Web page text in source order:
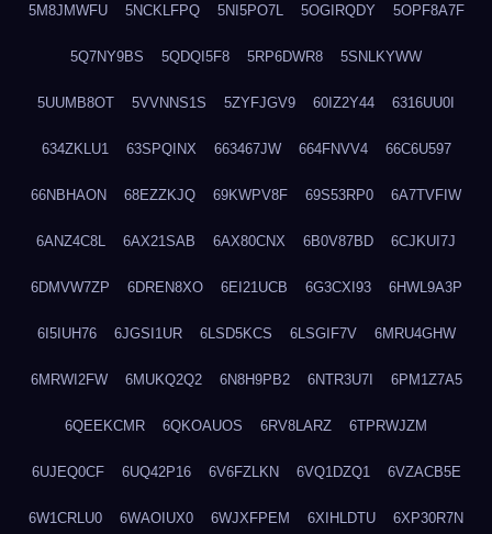
5M8JMWFU 5NCKLFPQ 5NI5PO7L 5OGIRQDY 5OPF8A7F
5Q7NY9BS 5QDQI5F8 5RP6DWR8 5SNLKYWW
5UUMB8OT 5VVNNS1S 5ZYFJGV9 60IZ2Y44 6316UU0I
634ZKLU1 63SPQINX 663467JW 664FNVV4 66C6U597
66NBHAON 68EZZKJQ 69KWPV8F 69S53RP0 6A7TVFIW
6ANZ4C8L 6AX21SAB 6AX80CNX 6B0V87BD 6CJKUI7J
6DMVW7ZP 6DREN8XO 6EI21UCB 6G3CXI93 6HWL9A3P
6I5IUH76 6JGSI1UR 6LSD5KCS 6LSGIF7V 6MRU4GHW
6MRWI2FW 6MUKQ2Q2 6N8H9PB2 6NTR3U7I 6PM1Z7A5
6QEEKCMR 6QKOAUOS 6RV8LARZ 6TPRWJZM
6UJEQ0CF 6UQ42P16 6V6FZLKN 6VQ1DZQ1 6VZACB5E
6W1CRLU0 6WAOIUX0 6WJXFPEM 6XIHLDTU 6XP30R7N